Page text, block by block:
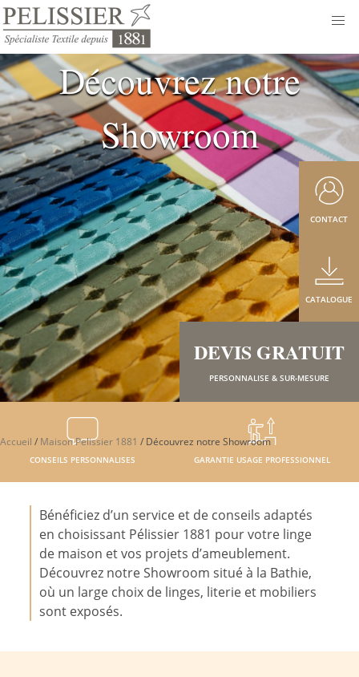
Découvrez notre
Showroom
CONSEILS PERSONNALISES GARANTIE USAGE PROFESSIONNEL
DEVIS GRATUIT
PERSONNALISE & SUR-MESURE
CATALOGUE
CONTACT
Accueil / Maison Pelissier 1881 / Découvrez notre Showroom
Bénéficiez d’un service et de conseils adaptés
en choisissant Pélissier 1881 pour votre linge
de maison et vos projets d’ameublement.
Découvrez notre Showroom situé à la Bathie,
où un large choix de linges, literie et mobiliers
sont exposés.